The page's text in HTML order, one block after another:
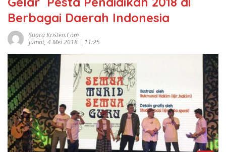
Berbagai Daerah Indonesia
Suara Kristen.com
Jumat, 4 Mei 2018 | 11:25